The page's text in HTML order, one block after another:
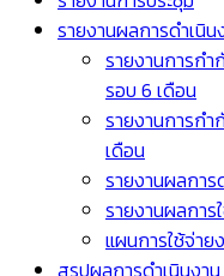
รายงานผลการดำเนิน
รายงานการกำ
รอบ 6 เดือน
รายงานการกำ
เดือน
รายงานผลการ
รายงานผลการ
แผนการใช้จ่าย
สรุปผลการดำเนินงา